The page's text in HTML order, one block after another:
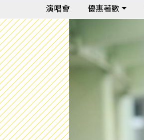
演唱會 優惠著數